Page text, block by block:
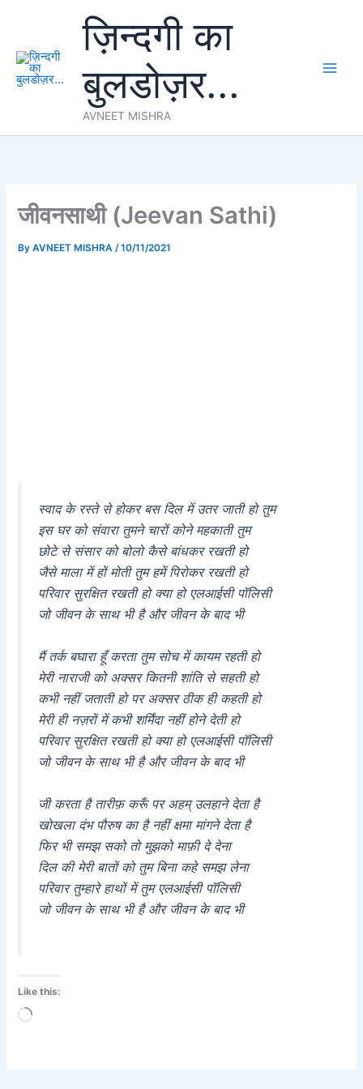
content
ज़िन्दगी का
बुलडोज़र...
AVNEET MISHRA
जीवनसाथी (Jeevan Sathi)
ByAVNEET MISHRA/10/11/2021
स्वाद के रस्ते से होकर बस दिल में उतर जाती हो तुम
इस घर को संवारा तुमने चारों कोने महकाती तुम
छोटे से संसार को बोलो कैसे बांधकर रखती हो
जैसे माला में हों मोती तुम हमें पिरोकर रखती हो
परिवार सुरक्षित रखती हो क्या हो एलआईसी पॉलिसी
जो जीवन के साथ भी है और जीवन के बाद भी
मैं तर्क बघारा हूँ करता तुम सोच में कायम रहती हो
मेरी नाराजी को अक्सर कितनी शांति से सहती हो
कभी नहीं जताती हो पर अक्सर ठीक ही कहती हो
मेरी ही नज़रों में कभी शर्मिंदा नहीं होने देती हो
परिवार सुरक्षित रखती हो क्या हो एलआईसी पॉलिसी
जो जीवन के साथ भी है और जीवन के बाद भी
जी करता है तारीफ़ करूँ पर अहम् उलहाने देता है
खोखला दंभ पौरुष का है नहीं क्षमा मांगने देता है
फिर भी समझ सको तो मुझको माफ़ी दे देना
दिल की मेरी बातों को तुम बिना कहे समझ लेना
परिवार तुम्हारे हाथों में तुम एलआईसी पॉलिसी
जो जीवन के साथ भी है और जीवन के बाद भी
Like this:
Loading…